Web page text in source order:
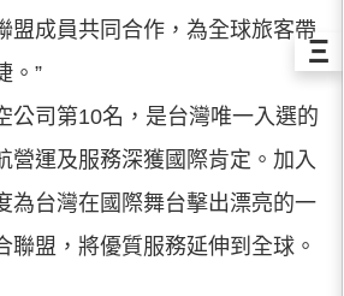
盟成員共同合作，為全球旅客帶
。”
公司第10名，是台灣唯一入選的
營運及服務深獲國際肯定。加入
為台灣在國際舞台擊出漂亮的一
聯盟，將優質服務延伸到全球。
Ξ